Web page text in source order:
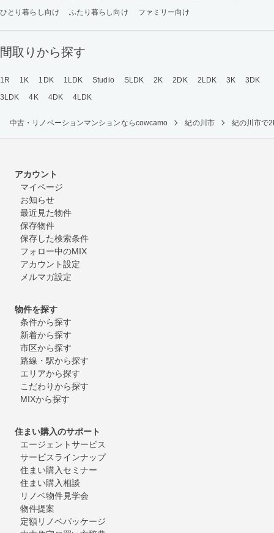
ひとり暮らし向け
ふたり暮らし向け ファミリー向け
間取りから探す
1R 1K 1DK 1LDK Studio SLDK 2K 2DK 2LDK 3K
3DK
3LDK
4K 4DK 4LDK
中古・リノベーションマンションならcowcamo 紀の川市 紀の川市で
アカウント
マイページ
お知らせ
最近見た物件
保存物件
保存した検索条件
フォロー中のMIX
アカウント設定
メルマガ設定
物件を探す
条件から探す
新着から探す
市区から探す
路線・駅から探す
エリアから探す
こだわりから探す
MIXから探す
住まい購入のサポート
エージェントサービス
サービスラインナップ
住まい購入セミナー
住まい購入相談
リノベ物件見学会
物件提案
定額リノベパッケージ